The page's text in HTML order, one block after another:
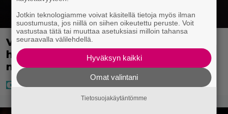
Vappu Pimiä söi Portugalissa
hanhenkauloja – näin erikoiselta ne
näyttävät
Jotkin teknologiamme voivat käsitellä tietoja myös ilman
suostumusta, jos niillä on siihen oikeutettu peruste. Voit
vastustaa tätä tai muuttaa asetuksiasi milloin tahansa
seuraavalla välilehdellä.
Hyväksyn kaikki
Omat valintani
Tietosuojakäytäntömme